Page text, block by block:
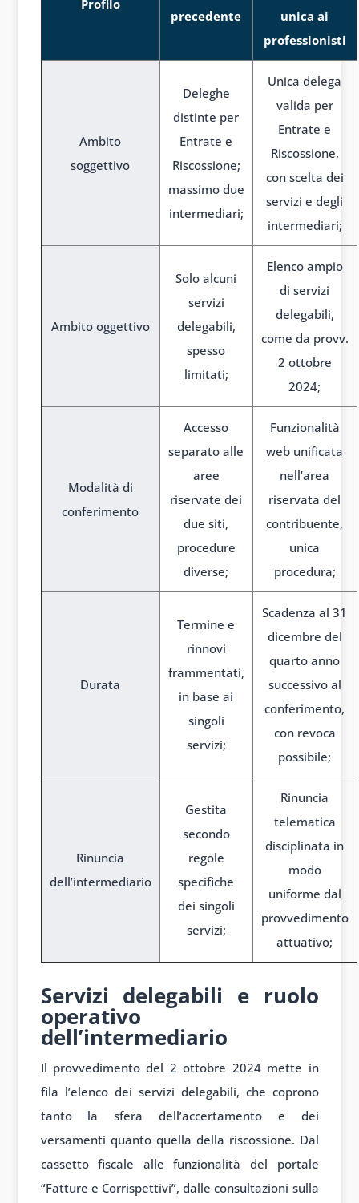
Profilo
precedente
unica ai
professionisti
Ambito
soggettivo
Deleghe
distinte per
Entrate e
Riscossione;
massimo due
intermediari;
Unica delega
valida per
Entrate e
Riscossione,
con scelta dei
servizi e degli
intermediari;
Ambito oggettivo
Solo alcuni
servizi
delegabili,
spesso
limitati;
Elenco ampio
di servizi
delegabili,
come da provv.
2 ottobre
2024;
Modalità di
conferimento
Accesso
separato alle
aree
riservate dei
due siti,
procedure
diverse;
Funzionalità
web unificata
nell’area
riservata del
contribuente,
unica
procedura;
Durata
Termine e
rinnovi
frammentati,
in base ai
singoli
servizi;
Scadenza al 31
dicembre del
quarto anno
successivo al
conferimento,
con revoca
possibile;
Rinuncia
dell’intermediario
Gestita
secondo
regole
specifiche
dei singoli
servizi;
Rinuncia
telematica
disciplinata in
modo
uniforme dal
provvedimento
attuativo;
Servizi delegabili e ruolo
operativo
dell’intermediario
Il provvedimento del 2 ottobre 2024 mette in
fila l’elenco dei servizi delegabili, che coprono
tanto la sfera dell’accertamento e dei
versamenti quanto quella della riscossione. Dal
cassetto fiscale alle funzionalità del portale
“Fatture e Corrispettivi”, dalle consultazioni sulla